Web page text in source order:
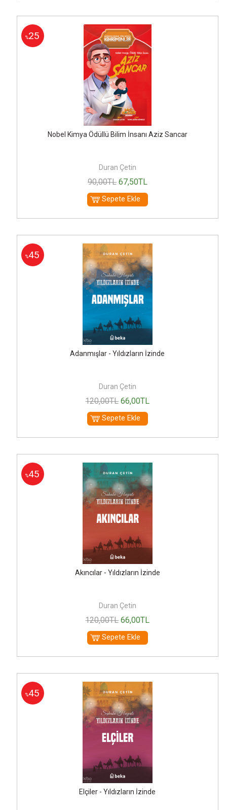
%25
Nobel Kimya Ödüllü Bilim İnsanı Aziz Sancar
Duran Çetin
90,00TL 67,50TL
Sepete Ekle
%45
Adanmışlar - Yıldızların İzinde
Duran Çetin
120,00TL 66,00TL
Sepete Ekle
%45
Akıncılar - Yıldızların İzinde
Duran Çetin
120,00TL 66,00TL
Sepete Ekle
%45
Elçiler - Yıldızların İzinde